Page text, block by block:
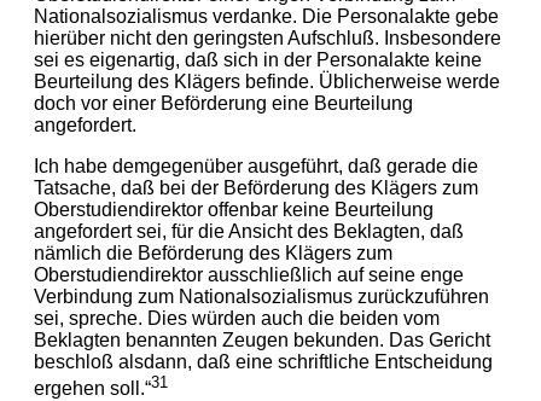
Nationalsozialismus verdanke. Die Personalakte gebe
hierüber nicht den geringsten Aufschluß. Insbesondere
sei es eigenartig, daß sich in der Personalakte keine
Beurteilung des Klägers befinde. Üblicherweise werde
doch vor einer Beförderung eine Beurteilung
angefordert.
Ich habe demgegenüber ausgeführt, daß gerade die
Tatsache, daß bei der Beförderung des Klägers zum
Oberstudiendirektor offenbar keine Beurteilung
angefordert sei, für die Ansicht des Beklagten, daß
nämlich die Beförderung des Klägers zum
Oberstudiendirektor ausschließlich auf seine enge
Verbindung zum Nationalsozialismus zurückzuführen
sei, spreche. Dies würden auch die beiden vom
Beklagten benannten Zeugen bekunden. Das Gericht
beschloß alsdann, daß eine schriftliche Entscheidung
ergehen soll.“31